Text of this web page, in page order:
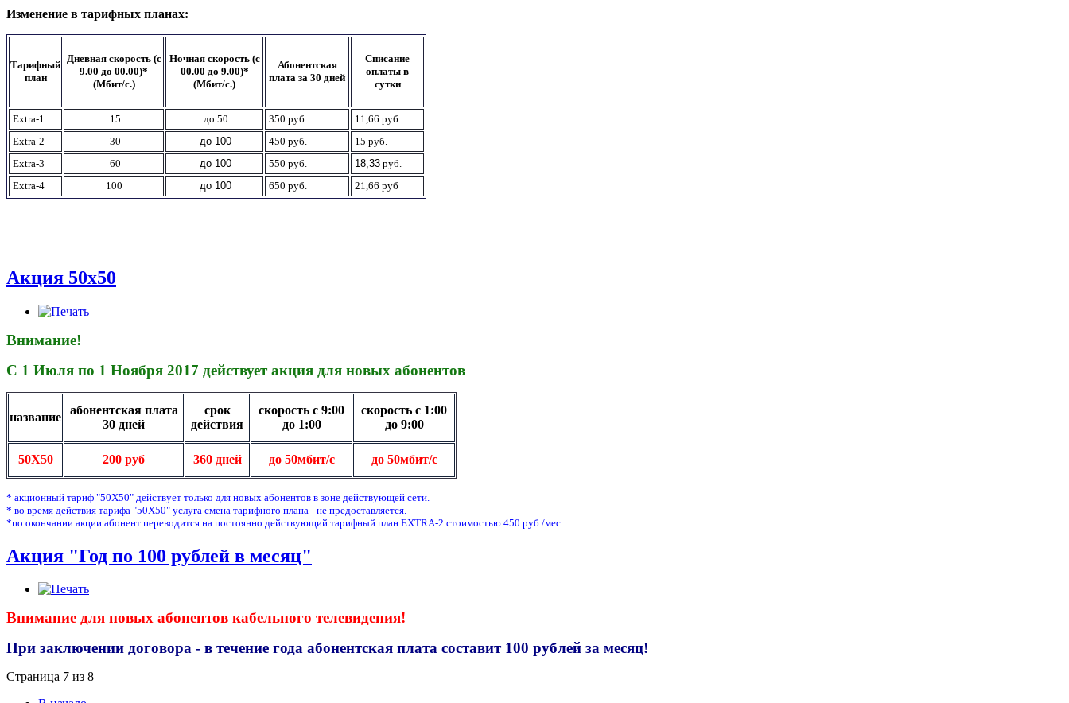
Изменение в тарифных планах:
Тарифный
план
Дневная скорость (с
9.00 до 00.00)*
(Мбит/с.)
Ночная скорость (с
00.00 до 9.00)*
(Мбит/с.)
Абонентская
плата за 30 дней
Списание
оплаты в
сутки
Extra-1 15 до 50 350 руб.
11,66 руб.
Extra-2
30 до 100 450 руб.
15 руб.
Extra-3
60 до 100 550 руб. 18,33 руб.
Extra-4
100 до 100 650 руб. 21,66 руб
Акция 50х50
Внимание!
С 1 Июля по 1 Ноября 2017 действует акция для новых абонентов
название
абонентская плата
30 дней
срок
действия
скорость с 9:00
до 1:00
скорость с 1:00
до 9:00
50Х50 200 руб 360 дней до 50мбит/с до 50мбит/с
* акционный тариф "50Х50" действует только для новых абонентов в зоне действующей сети.
* во время действия тарифа "50Х50" услуга смена тарифного плана - не предоставляется.
*по окончании акции абонент переводится на постоянно действующий тарифный план EXTRA-2 стоимостью 450 руб./мес.
Акция "Год по 100 рублей в месяц"
Внимание для новых абонентов кабельного телевидения!
При заключении договора - в течение года абонентская плата составит 100 рублей за месяц!
Страница 7 из 8